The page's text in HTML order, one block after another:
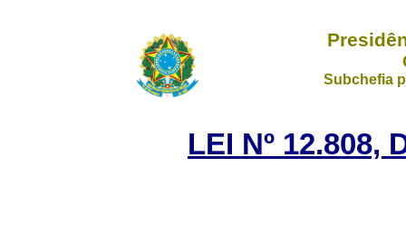
Subchefia
LEI Nº 12.808,